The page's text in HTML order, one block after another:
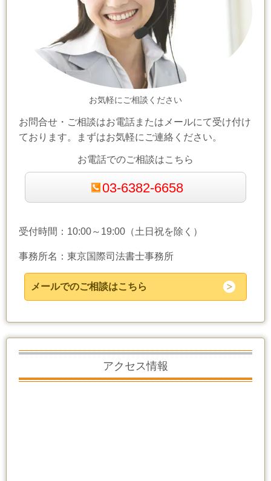
お気軽にご相談ください
お問合せ・ご相談はお電話またはメールにて受け付け
ております。まずはお気軽にご連絡ください。
お電話でのご相談はこちら
03-6382-6658
受付時間：10:00～19:00（土日祝を除く）
事務所名：東京国際司法書士事務所
メールでのご相談はこちら
アクセス情報